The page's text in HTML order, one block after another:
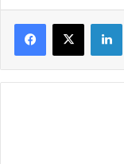
Facebook
X